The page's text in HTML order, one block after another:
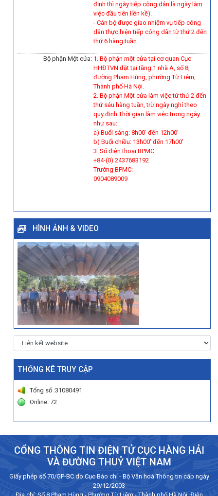
định thì ngày tiếp công dân là ngày làm
việc đầu tiên liền kề).
- Cán bộ được giao nhiệm vụ tiếp công
dân thực hiện tiếp công dân từ thứ 2 đến
thứ 6 hàng tuần.
Bộ phận Một cửa: 1. Bộ phận một cửa tại cơ quan Cục
HHĐTVN đặt tại tầng 1 nhà A, số 8,
đường Phạm Hùng, phường Từ Liêm,
Thành phố Hà Nội.
2. Bộ phận Một cửa làm việc từ thứ 2 đến
thứ sáu hàng tuần, trừ ngày nghỉ theo
quy định.Thời gian làm việc trong ngày
như sau:
a) Buổi sáng: 8h00' đến 12h00'
b) Buổi chiều: 13h00' đến 17h00'
3. Số điện thoại BPMC:
+84-(0) 2437683192
Trường BPMC:
0904089009
HÌNH ẢNH & VIDEO
THỐNG KÊ TRUY CẬP
Tổng số :31080491
Online: 72
CỔNG THÔNG TIN ĐIỆN TỬ CỤC HÀNG HẢI
VÀ ĐƯỜNG THUỶ VIỆT NAM
Giấy phép số 70/GP-BC do Cục Báo chí - Bộ Văn hoá Thông tin cấp ngày
29/12/2003